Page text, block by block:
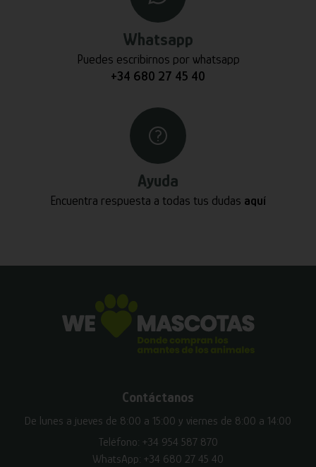
Whatsapp
Puedes escribirnos por whatsapp
+34 680 27 45 40
Ayuda
Encuentra respuesta a todas tus dudas aquí
Contáctanos
De lunes a jueves de 8:00 a 15:00 y viernes de 8:00 a 14:00
Teléfono: +34 954 587 870
WhatsApp: +34 680 27 45 40